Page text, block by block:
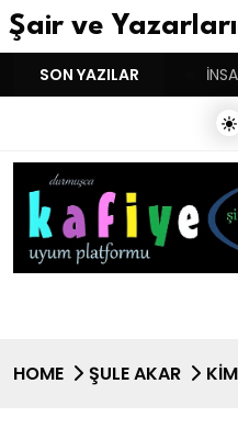
Şair ve
SON YAZILAR
BASARINDIR!
HOME ŞULE AKAR